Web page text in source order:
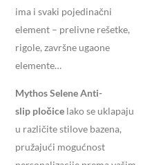
ima i svaki pojedinačni
element – prelivne rešetke,
rigole, završne ugaone
elemente…
Mythos Selene Anti-
slip pločice lako se uklapaju
u različite stilove bazena,
pružajući mogućnost